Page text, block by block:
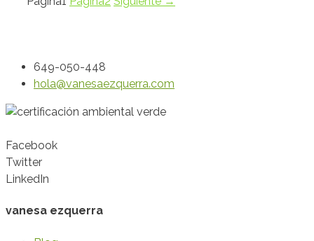
649-050-448
hola@vanesaezquerra.com
Facebook
Twitter
LinkedIn
vanesa ezquerra